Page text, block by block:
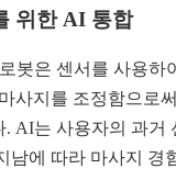
위한 AI 통합
봇은 센서를 사용하
사지를 조정함으로
. AI는 사용자의 과거
남에 따라 마사지 경